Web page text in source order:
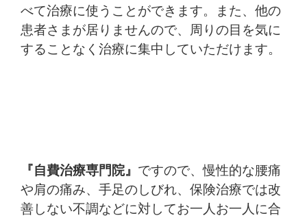
べて治療に使うことができます。また、他の
患者さまが居りませんので、周りの目を気に
することなく治療に集中していただけます。
『自費治療専門院』 ですので、慢性的な腰痛
や肩の痛み、手足のしびれ、保険治療では改
善しない不調などに対してお一人お一人に合